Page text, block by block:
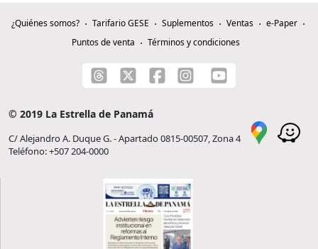
¿Quiénes somos? Tarifario GESE Suplementos Ventas
e-Paper
Puntos de venta
Términos y condiciones
© 2019 La Estrella de Panamá
C/ Alejandro A. Duque G. - Apartado 0815-00507, Zona 4
Teléfono: +507 204-0000